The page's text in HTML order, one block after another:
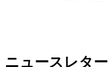
ニュースレター